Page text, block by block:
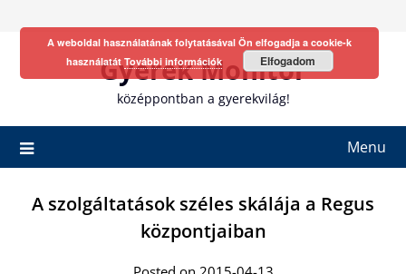
Gyerek Monitor
középpontban a gyerekvilág!
Menu
A szolgáltatások széles skálája a Regus
központjaiban
A weboldal használatának folytatásával Ön elfogadja a cookie-k
használatát További információk Elfogadom